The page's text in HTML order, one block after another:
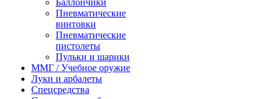
Баллончики
Пневматические
винтовки
Пневматические
пистолеты
Пульки и шарики
ММГ / Учебное оружие
Луки и арбалеты
Спецсредства